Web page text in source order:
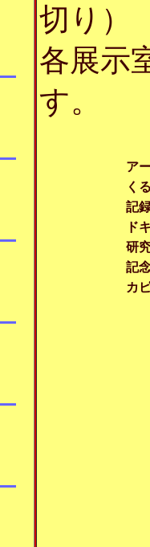
切り）
各展示
す。
ア
く
記
ド
研
記
カ